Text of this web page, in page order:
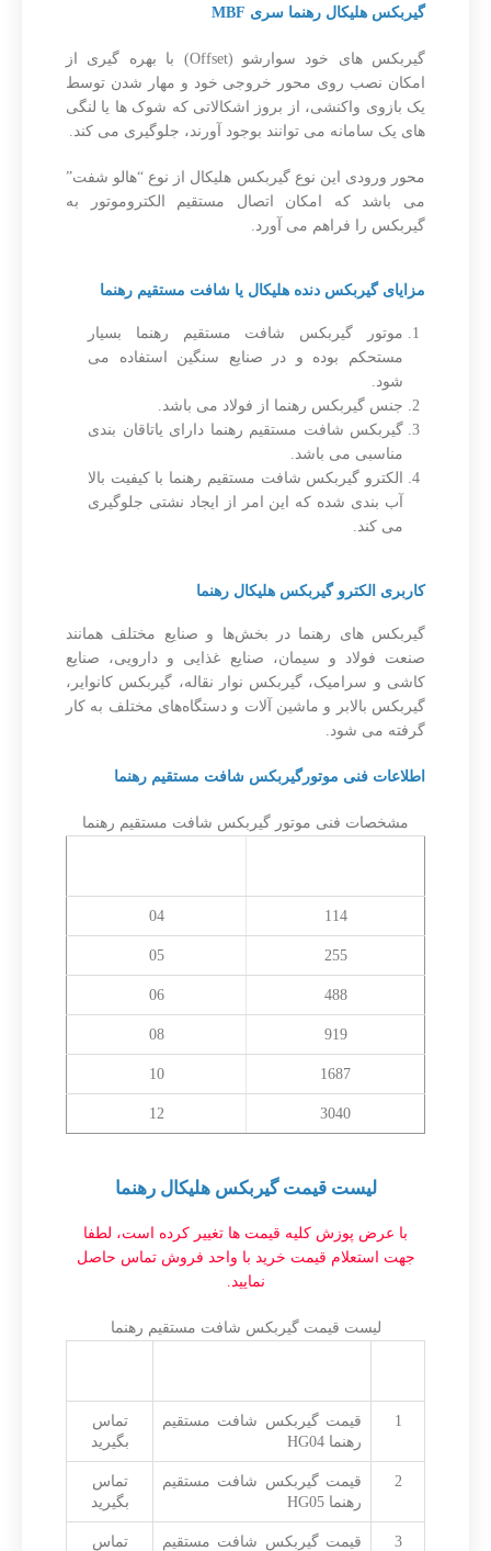
گیربکس هلیکال رهنما سری MBF
گیربکس های خود سوارشو (Offset) با بهره گیری از
امکان نصب روی محور خروجی خود و مهار شدن توسط
یک بازوی واکنشی، از بروز اشکالاتی که شوک ها یا لنگی
های یک سامانه می توانند بوجود آورند، جلوگیری می کند.
محور ورودی این نوع گیربکس هلیکال از نوع “هالو شفت”
می باشد که امکان اتصال مستقیم الکتروموتور به
گیربکس را فراهم می آورد.
مزایای گیربکس دنده هلیکال یا شافت مستقیم رهنما
موتور گیربکس شافت مستقیم رهنما بسیار
مستحکم بوده و در صنایع سنگین استفاده می
شود.
جنس گیربکس رهنما از فولاد می باشد.
گیربکس شافت مستقیم رهنما دارای یاتاقان بندی
مناسبی می باشد.
الکترو گیربکس شافت مستقیم رهنما با کیفیت بالا
آب بندی شده که این امر از ایجاد نشتی جلوگیری
می کند.
کاربری الکترو گیربکس هلیکال رهنما
گیربکس‌ های رهنما در بخش‌ها و صنایع مختلف همانند
صنعت فولاد و سیمان، صنایع غذایی و دارویی، صنایع
کاشی و سرامیک، گیربکس نوار نقاله، گیربکس کانوایر،
گیربکس بالابر و ماشین آلات و دستگاه‌های مختلف به کار
گرفته می شود.
اطلاعات فنی موتورگیربکس شافت مستقیم رهنما
مشخصات فنی موتور گیربکس شافت مستقیم رهنما
114
04
255
05
488
06
919
08
1687
10
3040
12
لیست قیمت گیربکس هلیکال رهنما
با عرض پوزش کلیه قیمت ها تغییر کرده است، لطفا
جهت استعلام قیمت خرید با واحد فروش تماس حاصل
نمایید.
لیست قیمت گیربکس شافت مستقیم رهنما
1
قیمت گیربکس شافت مستقیم
رهنما HG04
تماس
بگیرید
2
قیمت گیربکس شافت مستقیم
رهنما HG05
تماس
بگیرید
3
قیمت گیربکس شافت مستقیم
تماس